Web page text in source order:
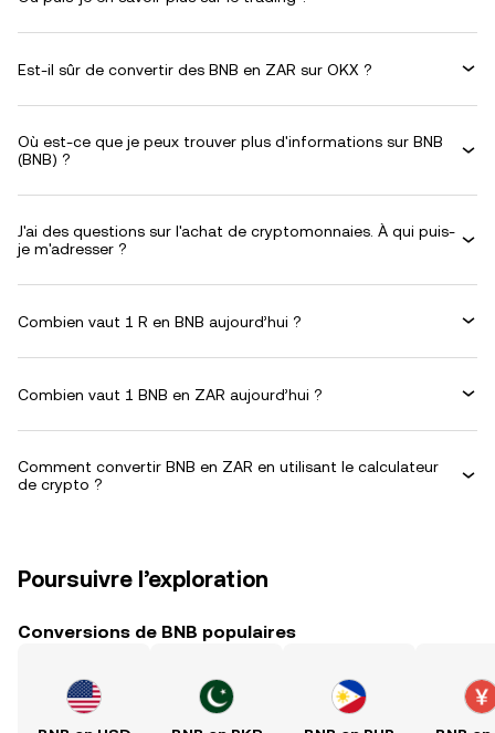
Est-il sûr de convertir des BNB en ZAR sur OKX ?
Où est-ce que je peux trouver plus d'informations sur BNB
(BNB) ?
J'ai des questions sur l'achat de cryptomonnaies. À qui puis-
je m'adresser ?
Combien vaut 1 R en BNB aujourd’hui ?
Combien vaut 1 BNB en ZAR aujourd’hui ?
Comment convertir BNB en ZAR en utilisant le calculateur
de crypto ?
Poursuivre l’exploration
Conversions de BNB populaires